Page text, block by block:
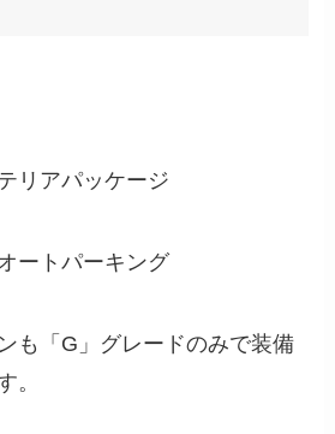
リアパッケージ
ートパーキング
も「G」グレードのみで装備
。